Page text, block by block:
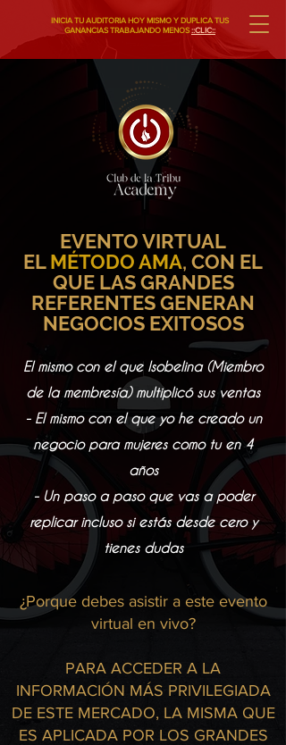
INICIA TU AUDITORIA HOY MISMO Y DUPLICA TUS
GANANCIAS TRABAJANDO MENOS::CLIC::
EVENTO VIRTUAL
ELMÉTODO AMA, CON EL
QUE LAS GRANDES
REFERENTES GENERAN
NEGOCIOS EXITOSOS
El mismo con el que Isobelina (Miembro
de la membresía) multiplicó sus ventas
- El mismo con el que yo he creado un
negocio para mujeres como tu en 4
años
- Un paso a paso que vas a poder
replicar incluso si estás desde cero y
tienes dudas
¿Porque debes asistir a este evento
virtual en vivo?
PARA ACCEDER A LA
INFORMACIÓN MÁS PRIVILEGIADA
DE ESTE MERCADO, LA MISMA QUE
ES APLICADA POR LOS GRANDES